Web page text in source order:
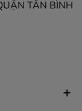
TÂN BÌNH